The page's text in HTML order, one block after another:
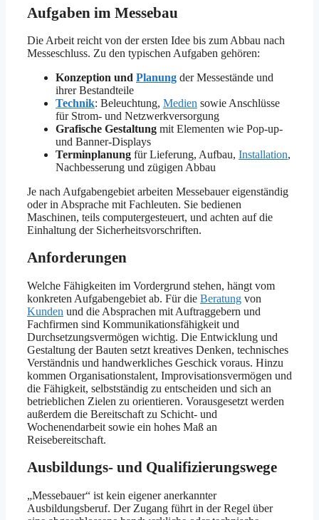
Aufgaben im Messebau
Die Arbeit reicht von der ersten Idee bis zum Abbau nach
Messeschluss. Zu den typischen Aufgaben gehören:
Konzeption und Planung der Messestände und
ihrer Bestandteile
Technik: Beleuchtung, Medien sowie Anschlüsse
für Strom- und Netzwerkversorgung
Grafische Gestaltung mit Elementen wie Pop-up-
und Banner-Displays
Terminplanung für Lieferung, Aufbau, Installation,
Nachbesserung und zügigen Abbau
Je nach Aufgabengebiet arbeiten Messebauer eigenständig
oder in Absprache mit Fachleuten. Sie bedienen
Maschinen, teils computergesteuert, und achten auf die
Einhaltung der Sicherheitsvorschriften.
Anforderungen
Welche Fähigkeiten im Vordergrund stehen, hängt vom
konkreten Aufgabengebiet ab. Für die Beratung von
Kunden und die Absprachen mit Auftraggebern und
Fachfirmen sind Kommunikationsfähigkeit und
Durchsetzungsvermögen wichtig. Die Entwicklung und
Gestaltung der Bauten setzt kreatives Denken, technisches
Verständnis und handwerkliches Geschick voraus. Hinzu
kommen Organisationstalent, Improvisationsvermögen und
die Fähigkeit, selbstständig zu entscheiden und sich an
betrieblichen Zielen zu orientieren. Vorausgesetzt werden
außerdem die Bereitschaft zu Schicht- und
Wochenendarbeit sowie ein hohes Maß an
Reisebereitschaft.
Ausbildungs- und Qualifizierungswege
„Messebauer“ ist kein eigener anerkannter
Ausbildungsberuf. Der Zugang führt in der Regel über